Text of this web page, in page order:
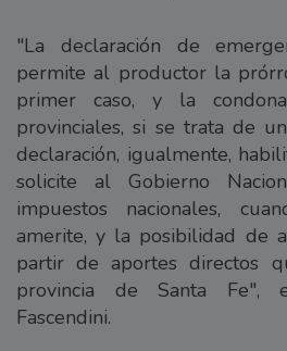
"La declaración de
permite al productor la
primer caso, y la
provinciales, si se trata de
declaración, igualmente,
solicite al Gobierno
impuestos nacionales,
amerite, y la posibilidad de
partir de aportes directos
provincia de Santa Fe",
Fascendini.